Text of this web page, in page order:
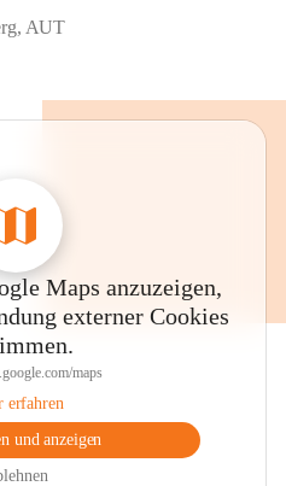
AUT
Maps anzuzeigen,
externer Cookies
maps
erfahren
und anzeigen